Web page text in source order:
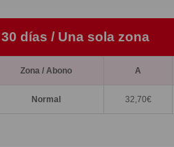
30 días / Una sola zona
Zona / Abono A
Normal 32,70€